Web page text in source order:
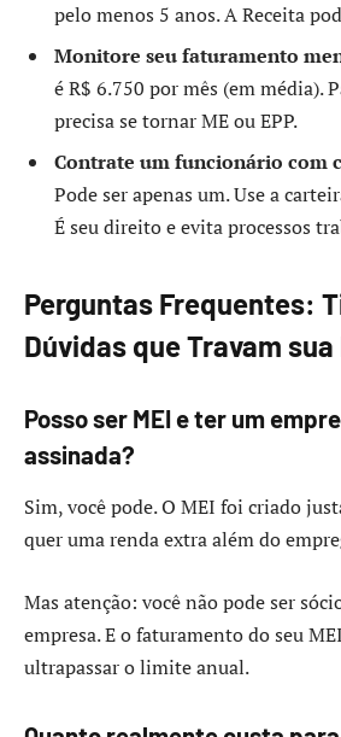
pelo menos 5 anos. A Receita
Monitore seu faturamento
é R$ 6.750 por mês (em média).
precisa se tornar ME ou EPP.
Contrate um funcionário com
Pode ser apenas um. Use a
É seu direito e evita processos
Perguntas Frequentes:
Dúvidas que Travam
Posso ser MEI e ter um
assinada?
Sim, você pode. O MEI foi criado
quer uma renda extra além do
Mas atenção: você não pode ser
empresa. E o faturamento do seu
ultrapassar o limite anual.